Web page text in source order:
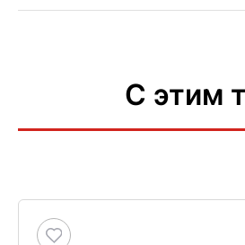
С этим